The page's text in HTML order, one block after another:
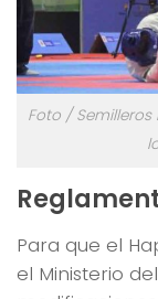
Foto /
Para que el
el Ministerio